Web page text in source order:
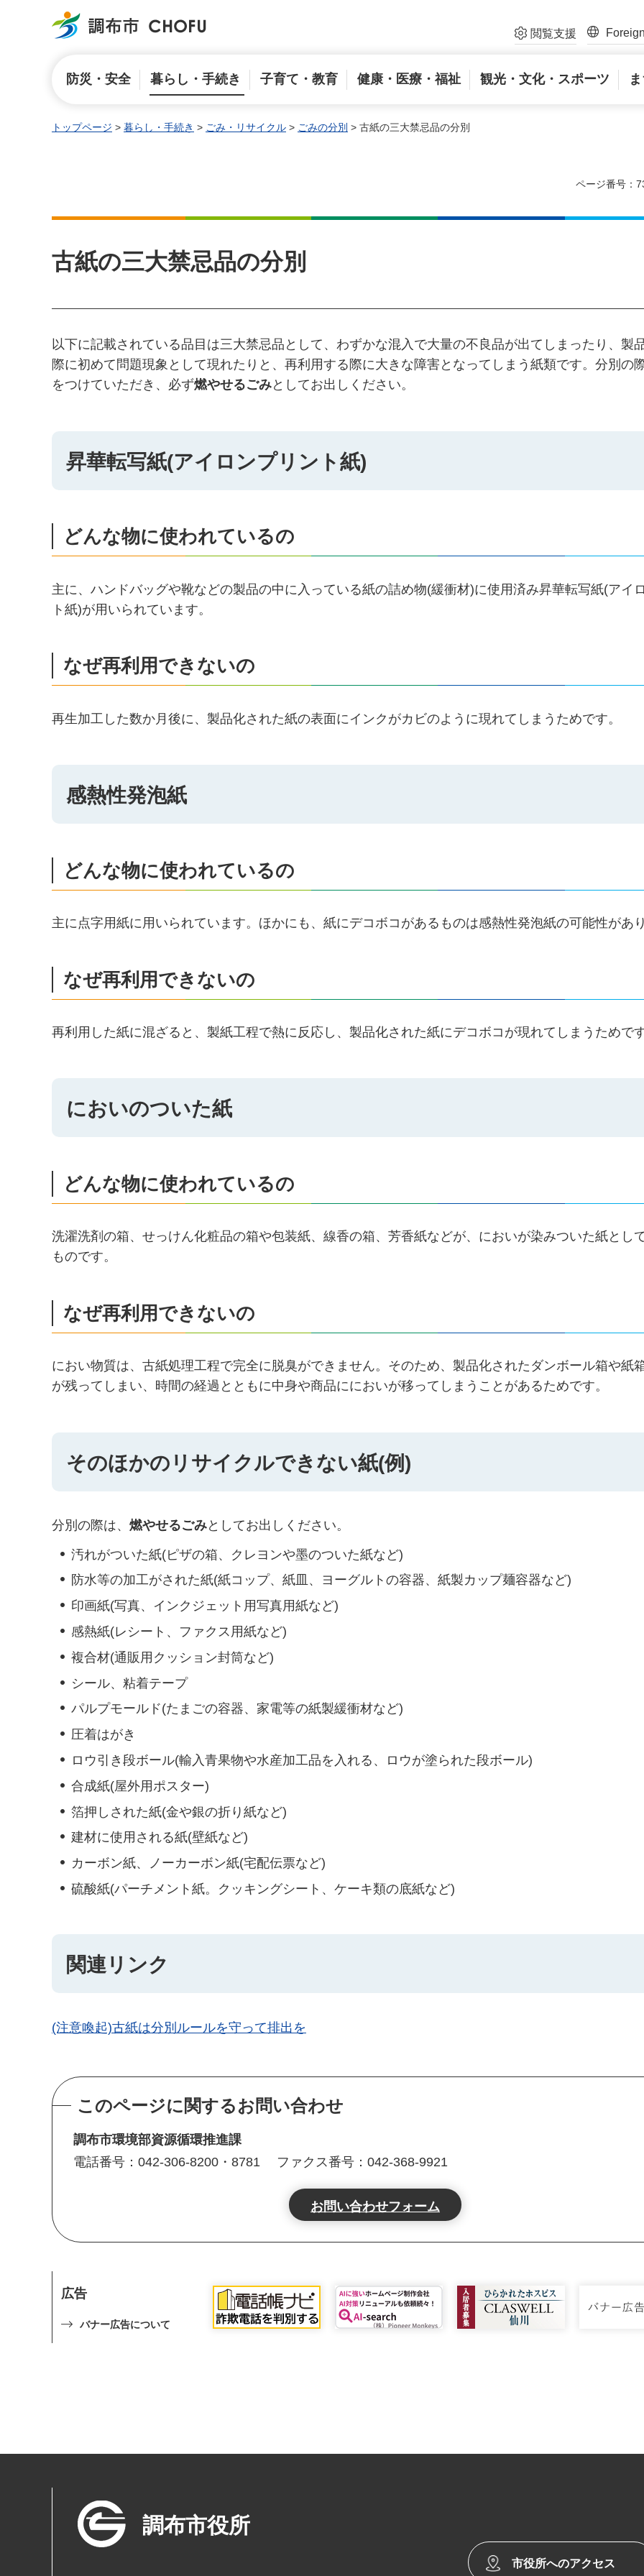
調布市 閲覧支援
防災・安全 暮らし・手続き 子育て・教育 健康・医療・福祉 観光・文化・スポーツ
トップページ > 暮らし・手続き > ごみ・リサイクル > ごみの分別 > 古紙の三大禁忌品の分別
ページ番号：
古紙の三大禁忌品の分別
以下に記載されている品目は三大禁忌品として、わずかな混入で大量の不良品が出てしまったり、製
際に初めて問題現象として現れたりと、再利用する際に大きな障害となってしまう紙類です。分別の
をつけていただき、必ず燃やせるごみとしてお出しください。
昇華転写紙(アイロンプリント紙)
どんな物に使われているの
主に、ハンドバッグや靴などの製品の中に入っている紙の詰め物(緩衝材)に使用済み昇華転写紙(アイ
ト紙)が用いられています。
なぜ再利用できないの
再生加工した数か月後に、製品化された紙の表面にインクがカビのように現れてしまうためです。
感熱性発泡紙
どんな物に使われているの
主に点字用紙に用いられています。ほかにも、紙にデコボコがあるものは感熱性発泡紙の可能性があり
なぜ再利用できないの
再利用した紙に混ざると、製紙工程で熱に反応し、製品化された紙にデコボコが現れてしまうためです
においのついた紙
どんな物に使われているの
洗濯洗剤の箱、せっけん化粧品の箱や包装紙、線香の箱、芳香紙などが、においが染みついた紙とし
ものです。
なぜ再利用できないの
におい物質は、古紙処理工程で完全に脱臭ができません。そのため、製品化されたダンボール箱や紙
が残ってしまい、時間の経過とともに中身や商品ににおいが移ってしまうことがあるためです。
そのほかのリサイクルできない紙(例)
分別の際は、 燃やせるごみとしてお出しください。
汚れがついた紙(ピザの箱、クレヨンや墨のついた紙など)
防水等の加工がされた紙(紙コップ、紙皿、ヨーグルトの容器、紙製カップ麺容器など)
印画紙(写真、インクジェット用写真用紙など)
感熱紙(レシート、ファクス用紙など)
複合材(通販用クッション封筒など)
シール、粘着テープ
パルプモールド(たまごの容器、家電等の紙製緩衝材など)
圧着はがき
ロウ引き段ボール(輸入青果物や水産加工品を入れる、ロウが塗られた段ボール)
合成紙(屋外用ポスター)
箔押しされた紙(金や銀の折り紙など)
建材に使用される紙(壁紙など)
カーボン紙、ノーカーボン紙(宅配伝票など)
硫酸紙(パーチメント紙。クッキングシート、ケーキ類の底紙など)
関連リンク
(注意喚起)古紙は分別ルールを守って排出を
このページに関するお問い合わせ
調布市環境部資源循環推進課
電話番号：042-306-8200・8781
ファクス番号：042-368-9921
広告
バナー広告について
調布市役所
市役所へのアクセス